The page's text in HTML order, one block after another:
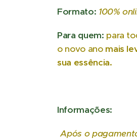
Formato: 100%
Para quem: para
o novo ano mais
sua essência.
Informações:
Após o